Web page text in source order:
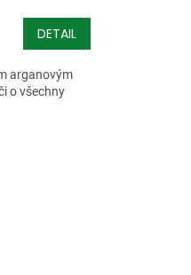
DETAIL
arganovým
o všechny